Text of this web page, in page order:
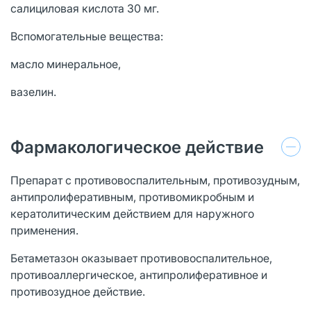
салициловая кислота 30 мг.
Вспомогательные вещества:
масло минеральное,
вазелин.
Фармакологическое действие
Препарат с противовоспалительным, противозудным,
антипролиферативным, противомикробным и
кератолитическим действием для наружного
применения.
Бетаметазон оказывает противовоспалительное,
противоаллергическое, антипролиферативное и
противозудное действие.